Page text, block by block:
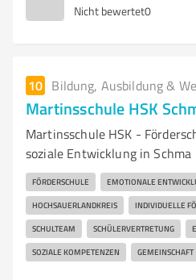
Nicht bewertet0
10 Bildung, Ausbildung &
Martinsschule HSK
Martinsschule HSK -
soziale Entwicklung in Schma
FÖRDERSCHULE EMOTIONALE
HOCHSAUERLANDKREIS INDIVIDUELLE
SCHULTEAM SCHÜLERVERTRETUNG
SOZIALE KOMPETENZEN GEMEINSCHAFT